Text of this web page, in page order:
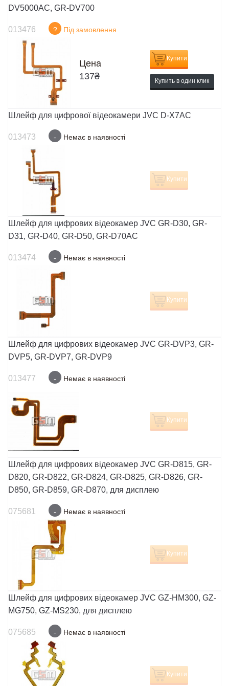
DV5000AC, GR-DV700
013476 ? Під замовлення
Цена
137₴
Купити
Купить в один клик
Шлейф для цифрової відеокамери JVC D-X7AC
013473 - Немає в наявності
Купити
Шлейф для цифрових відеокамер JVC GR-D30, GR-
D31, GR-D40, GR-D50, GR-D70AC
013474 - Немає в наявності
Купити
Шлейф для цифрових відеокамер JVC GR-DVP3, GR-
DVP5, GR-DVP7, GR-DVP9
013477 - Немає в наявності
Купити
Шлейф для цифрових відеокамер JVC GR-D815, GR-
D820, GR-D822, GR-D824, GR-D825, GR-D826, GR-
D850, GR-D859, GR-D870, для дисплею
075681 - Немає в наявності
Купити
Шлейф для цифрових відеокамер JVC GZ-HM300, GZ-
MG750, GZ-MS230, для дисплею
075685 - Немає в наявності
Купити